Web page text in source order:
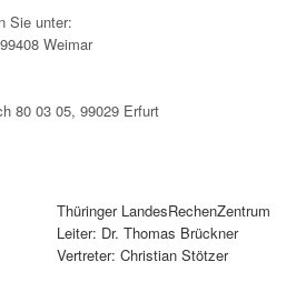
Sie unter:
Weimar
80 03 05, 99029 Erfurt
Thüringer LandesRechenZentrum
Leiter: Dr. Thomas Brückner
Vertreter: Christian Stötzer